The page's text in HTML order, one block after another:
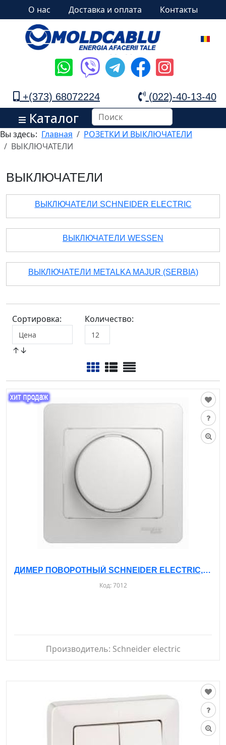
О нас Доставка и оплата Контакты
+(373) 68072224 (022)-40-13-40
Каталог
Вы здесь: Главная
РОЗЕТКИ И ВЫКЛЮЧАТЕЛИ
ВЫКЛЮЧАТЕЛИ
ВЫКЛЮЧАТЕЛИ
ВЫКЛЮЧАТЕЛИ SCHNEIDER ELECTRIC
ВЫКЛЮЧАТЕЛИ WESSEN
ВЫКЛЮЧАТЕЛИ METALKA MAJUR (SERBIA)
Сортировка:
↑↓
Количество:
ДИМЕР ПОВОРОТНЫЙ SCHNEIDER ELECTRIC, С РАМОЙ 300 BT, С/У, GSL000134
Код:7012
Производитель: Schneider electric